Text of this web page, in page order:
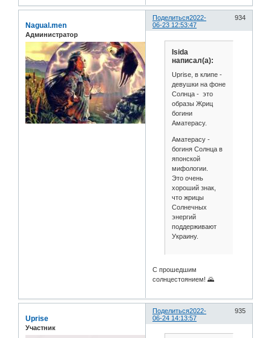
Поделиться 934
2022-
06-23 12:53:47
Nagual.men
Администратор
Isida
написал(а):
Uprise, в клипе -
девушки на фоне
Солнца - это
образы Жриц
богини
Аматерасу.
Аматерасу -
богиня Солнца в
японской
мифологии.
Это очень
хороший знак,
что жрицы
Солнечных
энергий
поддерживают
Украину.
С прошедшим
солнцестоянием! 🌄
Поделиться 935
2022-
06-24 14:13:57
Uprise
Участник